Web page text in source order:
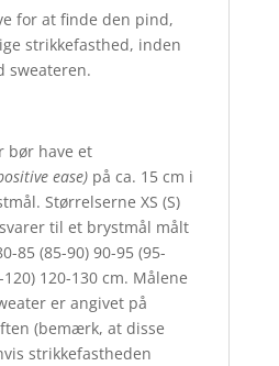
for at finde den pind,
strikkefasthed, inden
sweateren.
bør have et
ease) på ca. 15 cm i
Størrelserne XS (S)
svarer til et brystmål målt
85 (85-90) 90-95 (95-
120) 120-130 cm. Målene
er angivet på
(bemærk, at disse
strikkefastheden